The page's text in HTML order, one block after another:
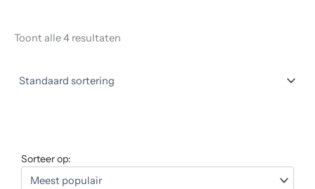
Toont alle 4 resultaten
Sorteer op: